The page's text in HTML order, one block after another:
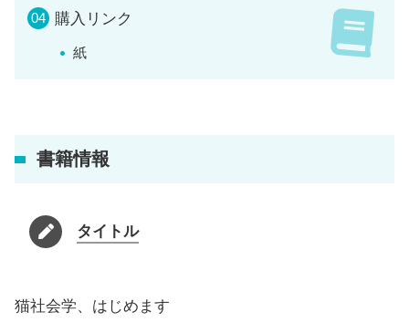
購入リンク
紙
書籍情報
タイトル
猫社会学、はじめます